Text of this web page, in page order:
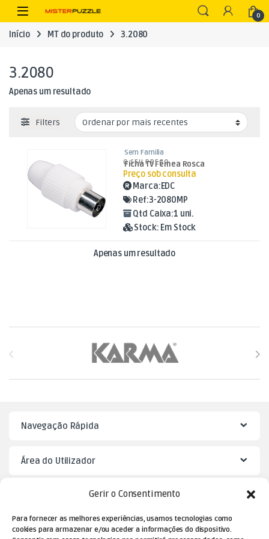
Gerir o Consentimento
Para fornecer as melhores experiências, usamos tecnologias como
cookies para armazenar e/ou aceder a informações do dispositivo.
Skip to navigation
Skip to content
Open 0
Início MT do produto 3.2080
3.2080
Apenas um resultado
Filters
Sem Familia
Ficha TV Fêmea Rosca
O SEU PREÇO
Preço sob consulta
Marca:EDC
Ref:3-2080MP
Qtd Caixa:1 uni.
Stock: Em Stock
Apenas um resultado
Navegação Rápida
Área do Utilizador